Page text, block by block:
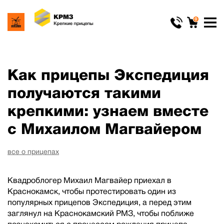
0
Как прицепы Экспедиция
получаются такими
крепкими: узнаем вместе
с Михаилом Магвайером
все о прицепах
Квадроблогер Михаил Магвайер приехал в
Краснокамск, чтобы протестировать один из
популярных прицепов Экспедиция, а перед этим
заглянул на Краснокамский РМЗ, чтобы поближе